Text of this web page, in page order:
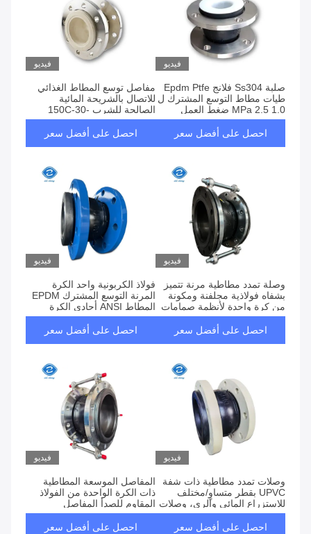
فيديو
صلبة Ss304 فلانج Epdm Ptfe
طيات مطاط التوسع المشترك ل
1.0 2.5 MPa ضغط العمل
احصل على أفضل سعر
فيديو
مفاصل توسع المطاط الغذائي
للاتصال بالشريحة المائية
الصالحة للشرب -30-150C
احصل على أفضل سعر
فيديو
وصلة تمدد مطاطية مرنة تتميز
بشفاه فولاذية مجلفنة ومكونة
من كرة واحدة لأنظمة صمامات
المضخات
احصل على أفضل سعر
فيديو
فولاذ الكربونية واحد الكرة
المرنة التوسع المشترك EPDM
المطاط ANSI أحادي الكرة
DN15-DN4000 6-40 بار ضغط
العملاحصل على أفضل سعر
فيديو
وصلات تمدد مطاطية ذات شفة
UPVC بقطر متساوٍ/مختلف
للاستزراع المائي والري، وصلات
مرنة مطاطية لتخميد الاهتزاز
وتقليل الضوضاء
احصل على أفضل سعر
فيديو
المفاصل الموسعة المطاطية
ذات الكرة الواحدة من الفولاذ
المقاوم للصدأ المفاصل
المطاطية المرنة DN25-
DN3000 للمضخات والصماماتاحصل على أفضل سعر